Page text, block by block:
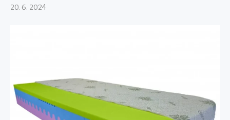
20. 6. 2024